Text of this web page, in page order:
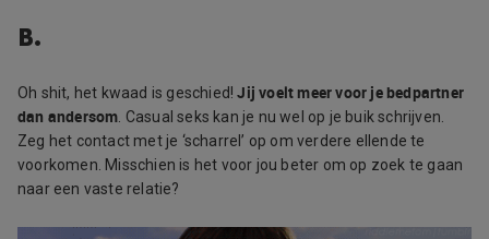
B.
Oh shit, het kwaad is geschied!Jij voelt meer voor je bedpartner
dan andersom . Casual seks kan je nu wel op je buik schrijven.
Zeg het contact met je ‘scharrel’ op om verdere ellende te
voorkomen. Misschien is het voor jou beter om op zoek te gaan
naar een vaste relatie?